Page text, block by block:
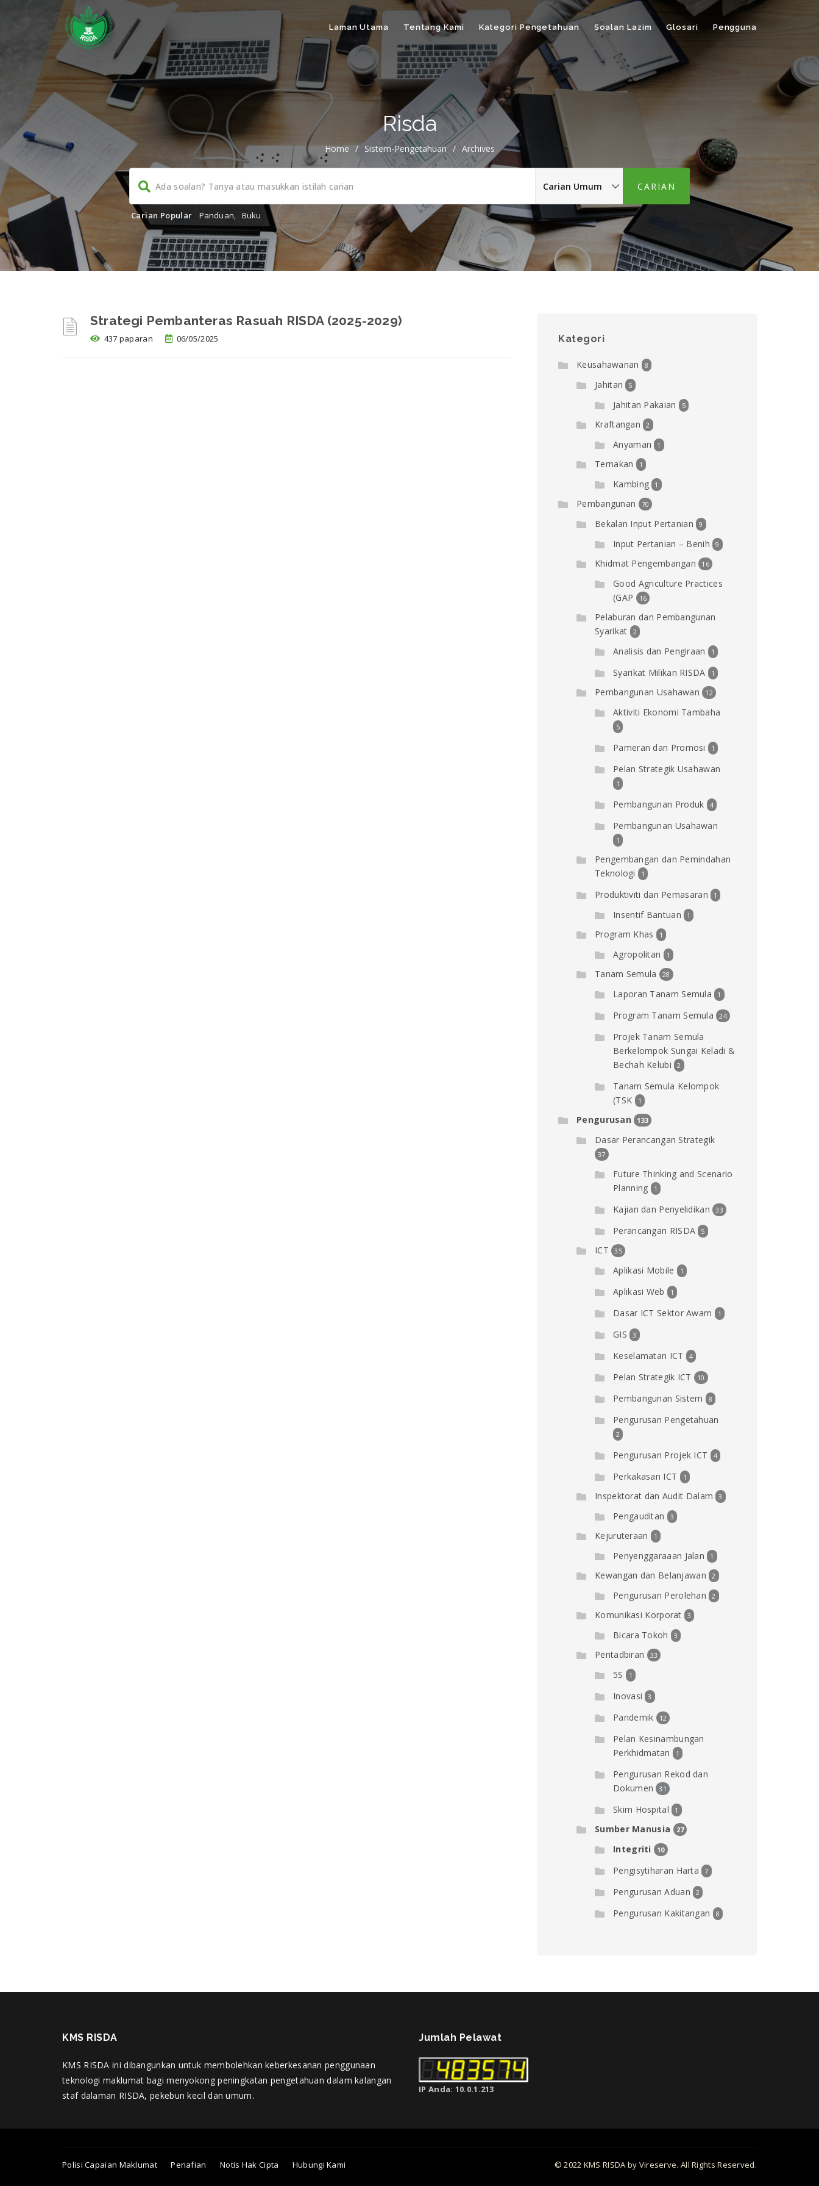
Laman Utama Tentang Kami Kategori Pengetahuan Soalan Lazim Glosari Pengguna
Risda
Home / Sistem-Pengetahuan / Archives
Carian Popular Panduan, Buku
Strategi Pembanteras Rasuah RISDA (2025-2029)
437 paparan 06/05/2025 Kategori
Keusahawanan 8
Jahitan 5
Jahitan Pakaian 5
Kraftangan 2
Anyaman 1
Ternakan 1
Kambing 1
Pembangunan 70
Bekalan Input Pertanian 9
Input Pertanian – Benih 9
Khidmat Pengembangan 16
Good Agriculture Practices
(GAP
16
Pelaburan dan Pembangunan
Syarikat
2
Analisis dan Pengiraan 1
Syarikat Milikan RISDA 1
Pembangunan Usahawan 12
Aktiviti Ekonomi Tambaha
5
Pameran dan Promosi 1
Pelan Strategik Usahawan
1
Pembangunan Produk 4
Pembangunan Usahawan
1
Pengembangan dan Pemindahan
Teknologi
1
Produktiviti dan Pemasaran 1
Insentif Bantuan 1
Program Khas 1
Agropolitan 1
Tanam Semula 28
Laporan Tanam Semula 1
Program Tanam Semula 24
Projek Tanam Semula
Berkelompok Sungai Keladi &
Bechah Kelubi
2
Tanam Semula Kelompok
(TSK
1
Pengurusan 133
Dasar Perancangan Strategik
37
Future Thinking and Scenario
Planning
1
Kajian dan Penyelidikan 33
Perancangan RISDA 5
ICT 35
Aplikasi Mobile 1
Aplikasi Web 1
Dasar ICT Sektor Awam 1
GIS 3
Keselamatan ICT 4
Pelan Strategik ICT 10
Pembangunan Sistem 8
Pengurusan Pengetahuan
2
Pengurusan Projek ICT 4
Perkakasan ICT 1
Inspektorat dan Audit Dalam 3
Pengauditan 3
Kejuruteraan 1
Penyenggaraaan Jalan 1
Kewangan dan Belanjawan 2
Pengurusan Perolehan 2
Komunikasi Korporat 3
Bicara Tokoh 3
Pentadbiran 33
5S 1
Inovasi 3
Pandemik 12
Pelan Kesinambungan
Perkhidmatan
1
Pengurusan Rekod dan
Dokumen
31
Skim Hospital 1
Sumber Manusia 27
Integriti 10
Pengisytiharan Harta 7
Pengurusan Aduan 2
Pengurusan Kakitangan 8
KMS RISDA
KMS RISDA ini dibangunkan untuk membolehkan keberkesanan penggunaan
teknologi maklumat bagi menyokong peningkatan pengetahuan dalam kalangan
staf dalaman RISDA, pekebun kecil dan umum.
Jumlah Pelawat
IP Anda: 10.0.1.213
Polisi Capaian Maklumat Penafian Notis Hak Cipta Hubungi Kami © 2022 KMS RISDA by Vireserve. All Rights Reserved.